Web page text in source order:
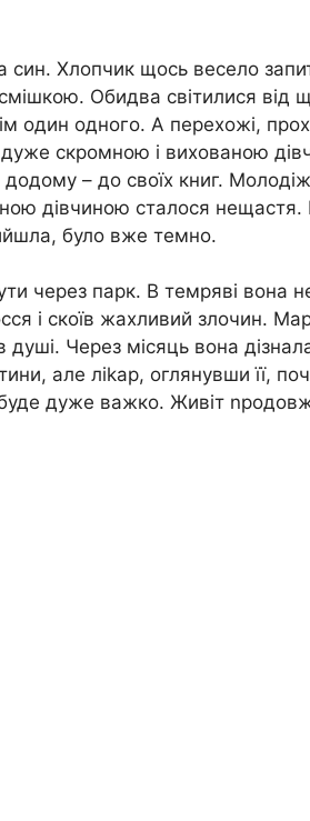
Хлопчик щось весело
Обидва світилися від
один одного. А перехожі,
дуже скромною і вихованою
– до своїх книг.
дівчиною сталося
було вже темно.
через парк. В темряві вона
і скоїв жахливий злочин.
душі. Через місяць вона
але ліkар, оглянувши її,
буде дуже важко. Живіт